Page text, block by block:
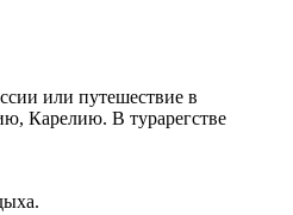
или путешествие в
Карелию. В турарегстве